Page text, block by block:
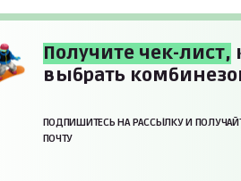
Получите чек-лист,
выбрать
ПОДПИШИТЕСЬ НА РАССЫЛКУ И
ПОЧТУ